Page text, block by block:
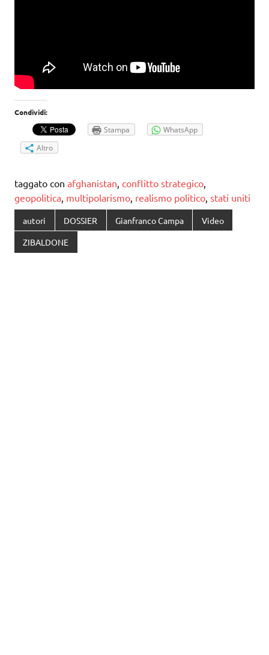
Condividi:
Stampa
WhatsApp
Altro
taggato con afghanistan conflitto strategico
geopolitica multipolarismo realismo politico stati uniti
autori DOSSIER Gianfranco Campa Video
ZIBALDONE